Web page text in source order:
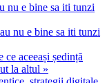
nu e bine sa iti tunzi
nu e bine sa iti tunzi
aceeași ședință
la altul »